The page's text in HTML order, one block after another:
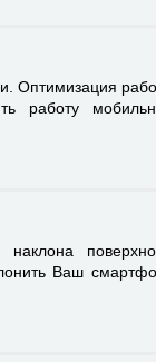
Оптимизация
работу
Ваш